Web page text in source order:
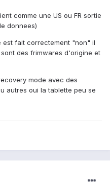
comme une US ou FR sortie
donnees)
est fait correctement "non" il
des frimwares d'origine et
mode avec des
autres oui la tablette peu se